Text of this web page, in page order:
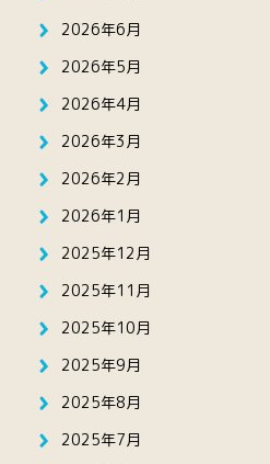
2026年6月
2026年5月
2026年4月
2026年3月
2026年2月
2026年1月
2025年12月
2025年11月
2025年10月
2025年9月
2025年8月
2025年7月